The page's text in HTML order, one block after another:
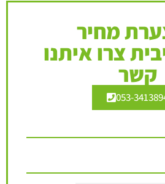
מחיר
צרו איתנו
קשר
053-